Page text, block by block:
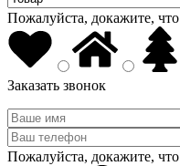
Пожалуйста, докажите,
Заказать звонок
Пожалуйста, докажите,